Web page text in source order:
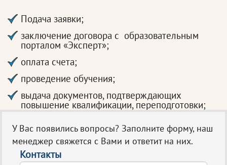
Подача заявки;
заключение договора с образовательным
порталом «Эксперт»;
оплата счета;
проведение обучения;
выдача документов, подтверждающих
повышение квалификации, переподготовки;
У Вас появились вопросы? Заполните форму, наш
менеджер свяжется с Вами и ответит на них.
Контакты